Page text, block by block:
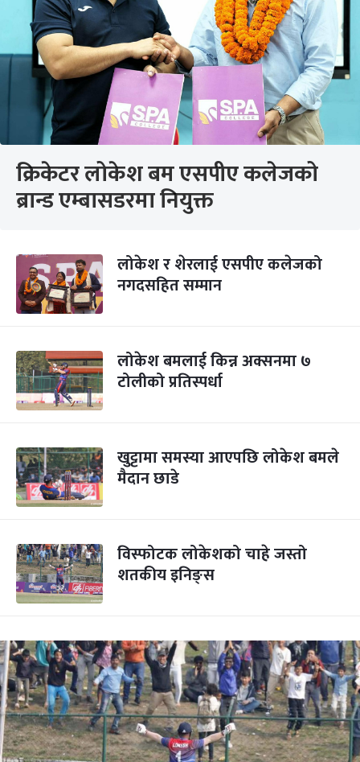
क्रिकेटर लोकेश बम एसपीए कलेजको
ब्रान्ड एम्बासडरमा नियुक्त
लोकेश र शेरलाई एसपीए कलेजको
नगदसहित सम्मान
लोकेश बमलाई किन्न अक्सनमा ७
टोलीको प्रतिस्पर्धा
खुट्टामा समस्या आएपछि लोकेश बमले
मैदान छाडे
विस्फोटक लोकेशको चाहे जस्तो
शतकीय इनिङ्स